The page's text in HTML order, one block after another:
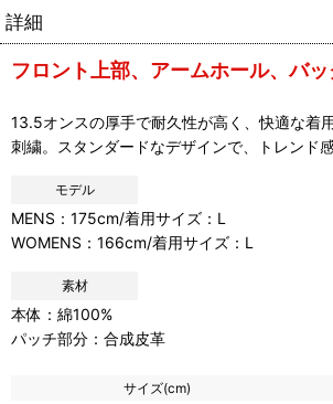
詳細
フロント上部、アームホール、バ
13.5オンスの厚手で耐久性が高く、快適な着
刺繍。スタンダードなデザインで、トレンド
モデル
MENS：175cm/着用サイズ：L
WOMENS：166cm/着用サイズ：L
素材
本体：綿100%
パッチ部分：合成皮革
サイズ(cm)